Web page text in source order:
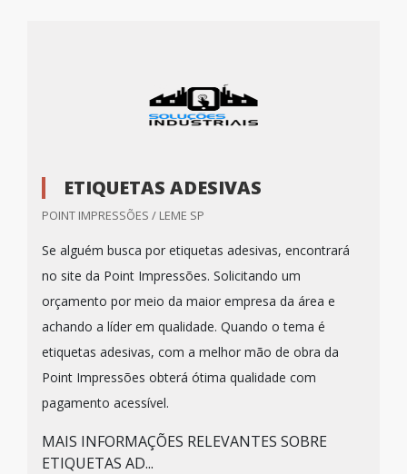
ETIQUETAS ADESIVAS
POINT IMPRESSÕES / LEME SP
Se alguém busca por etiquetas adesivas, encontrará
no site da Point Impressões. Solicitando um
orçamento por meio da maior empresa da área e
achando a líder em qualidade. Quando o tema é
etiquetas adesivas, com a melhor mão de obra da
Point Impressões obterá ótima qualidade com
pagamento acessível.
MAIS INFORMAÇÕES RELEVANTES SOBRE
ETIQUETAS AD...